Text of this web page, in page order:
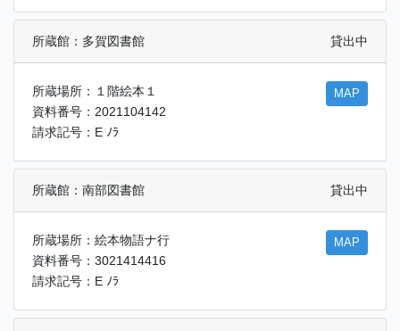
所蔵館：多賀図書館 貸出中
所蔵場所：１階絵本１
資料番号：2021104142
請求記号：E ﾉﾗ
MAP
所蔵館：南部図書館 貸出中
所蔵場所：絵本物語ナ行
資料番号：3021414416
請求記号：E ﾉﾗ
MAP